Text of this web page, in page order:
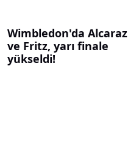
Wimbledon'da Alcaraz
ve Fritz, yarı finale
yükseldi!